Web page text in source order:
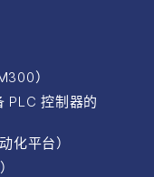
）
PLC 控制器的
化平台）